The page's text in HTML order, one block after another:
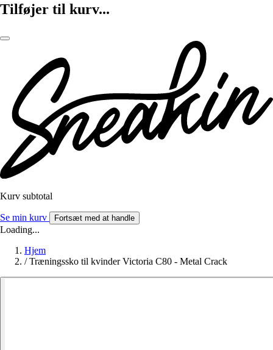
Tilføjer til kurv...
Kurv subtotal
Se min kurv Fortsæt med at handle
Loading...
Hjem
/ Træningssko til kvinder Victoria C80 - Metal Crack